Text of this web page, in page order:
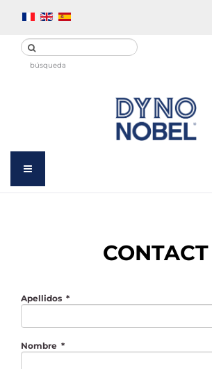
búsqueda
CONTACT
Apellidos *
Nombre *